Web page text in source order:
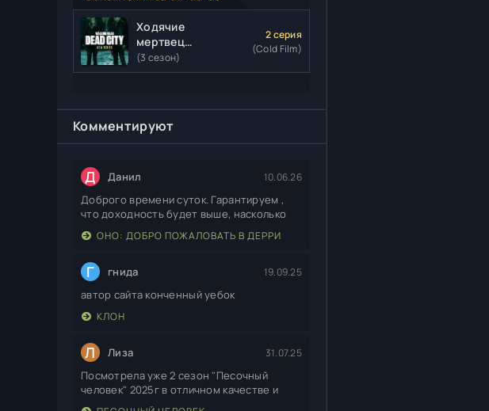
Ходячие
мертвецы:
Мертвый
город
(3 сезон)
2 серия
(Cold Film)
Комментируют
Д Данил 10.06.26
Доброго времени суток. Гарантируем ,
что доходность будет выше, насколько
ОНО: ДОБРО ПОЖАЛОВАТЬ В ДЕРРИ
Г гнида 19.09.25
автор сайта конченный уебок
КЛОН
Л Лиза 31.07.25
Посмотрела уже 2 сезон "Песочный
человек" 2025г в отличном качестве и